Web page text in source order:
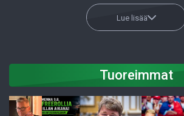
Lue lisää
Tuoreimmat